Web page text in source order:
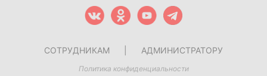
СОТРУДНИКАМ АДМИНИСТРАТОРУ
Политика конфиденциальности